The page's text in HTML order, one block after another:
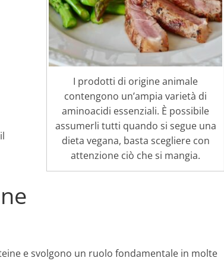
I prodotti di origine animale
contengono un’ampia varietà di
aminoacidi essenziali. È possibile
assumerli tutti quando si segue una
dieta vegana, basta scegliere con
attenzione ciò che si mangia.
e svolgono un ruolo fondamentale in molte